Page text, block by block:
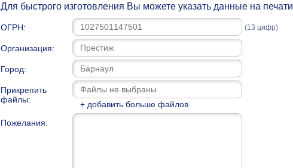
Для быстрого изготовления Вы можете указать данные на печати
ОГРН: (13 цифр)
Организация:
Город:
Прикрепить
файлы:
+ добавить больше файлов
Пожелания: